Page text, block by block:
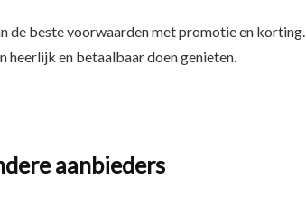
de beste voorwaarden met promotie en korting.
heerlijk en betaalbaar doen genieten.
aanbieders